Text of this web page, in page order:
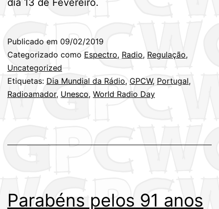
dia 13 de Fevereiro.
Publicado em 09/02/2019
Categorizado como Espectro, Radio, Regulação,
Uncategorized
Etiquetas: Dia Mundial da Rádio, GPCW, Portugal,
Radioamador, Unesco, World Radio Day
Parabéns pelos 91 anos